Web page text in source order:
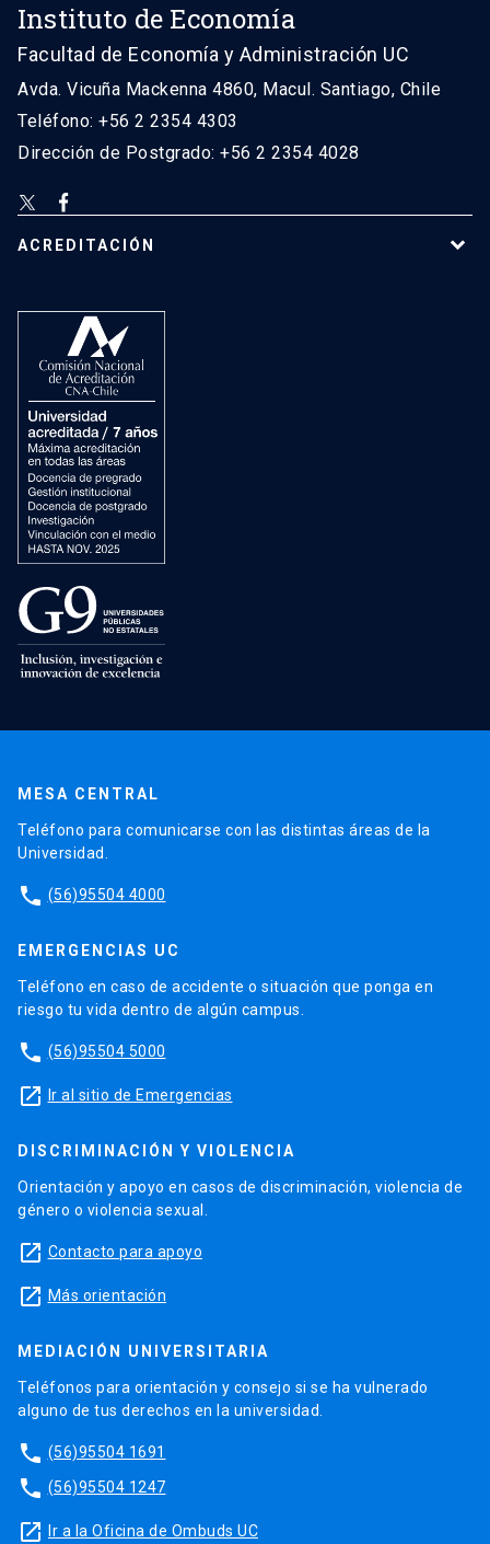
Instituto de Economía
Facultad de Economía y Administración UC
Avda. Vicuña Mackenna 4860, Macul. Santiago, Chile
Teléfono: +56 2 2354 4303
Dirección de Postgrado: +56 2 2354 4028
ACREDITACIÓN
MESA CENTRAL
Teléfono para comunicarse con las distintas áreas de la
Universidad.
phone (56)95504 4000
EMERGENCIAS UC
Teléfono en caso de accidente o situación que ponga en
riesgo tu vida dentro de algún campus.
phone (56)95504 5000
launch Ir al sitio de Emergencias
DISCRIMINACIÓN Y VIOLENCIA
Orientación y apoyo en casos de discriminación, violencia de
género o violencia sexual.
launch Contacto para apoyo
launch Más orientación
MEDIACIÓN UNIVERSITARIA
Teléfonos para orientación y consejo si se ha vulnerado
alguno de tus derechos en la universidad.
phone (56)95504 1691
phone (56)95504 1247
launch Ir a la Oficina de Ombuds UC